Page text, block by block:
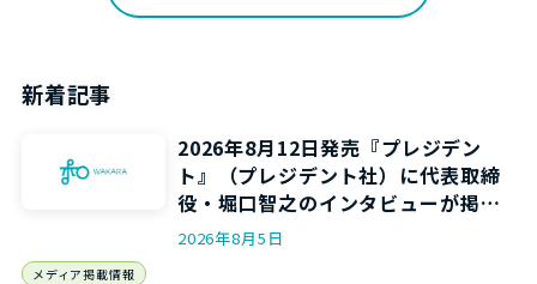
新着記事
2026年8月12日発売『プレジデン
ト』（プレジデント社）に代表取締
役・堀口智之のインタビューが掲載
されます
2026年8月5日
メディア掲載情報